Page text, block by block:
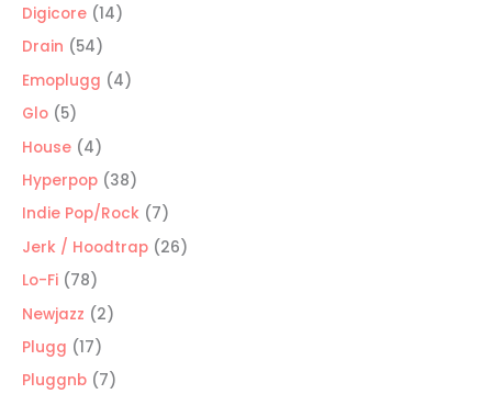
Digicore 1414
Drain 5454
productos
Emoplugg 44
Glo 55
productos
House 44
productos
Hyperpop 3838
productos
Indie Pop/Rock 77
productos
Jerk / Hoodtrap 2626
Lo-Fi 7878
productos
Newjazz 22
Plugg 1717
productos
Pluggnb 77